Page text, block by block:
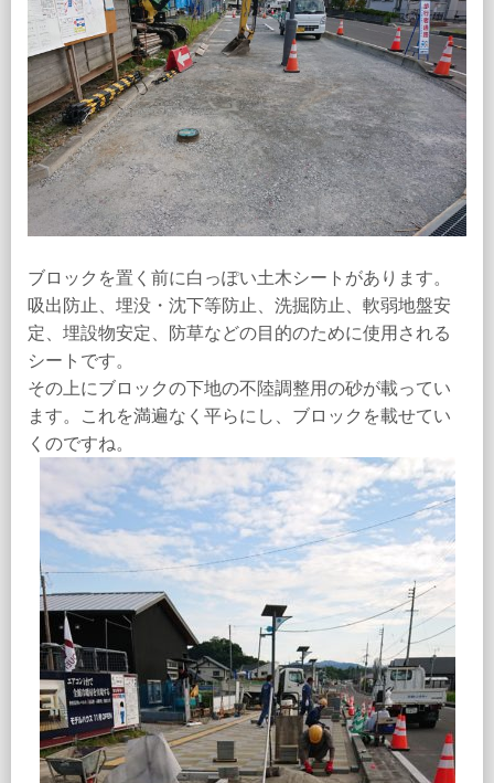
ブロックを置く前に白っぽい土木シートがあります。
吸出防止、埋没・沈下等防止、洗掘防止、軟弱地盤安
定、埋設物安定、防草などの目的のために使用される
シートです。
その上にブロックの下地の不陸調整用の砂が載ってい
ます。これを満遍なく平らにし、ブロックを載せてい
くのですね。